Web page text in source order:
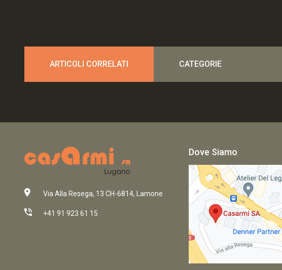
ARTICOLI CORRELATI CATEGORIE
Via Alla Resega, 13 CH-6814, Lamone
+41 91 923 61 15
Dove Siamo